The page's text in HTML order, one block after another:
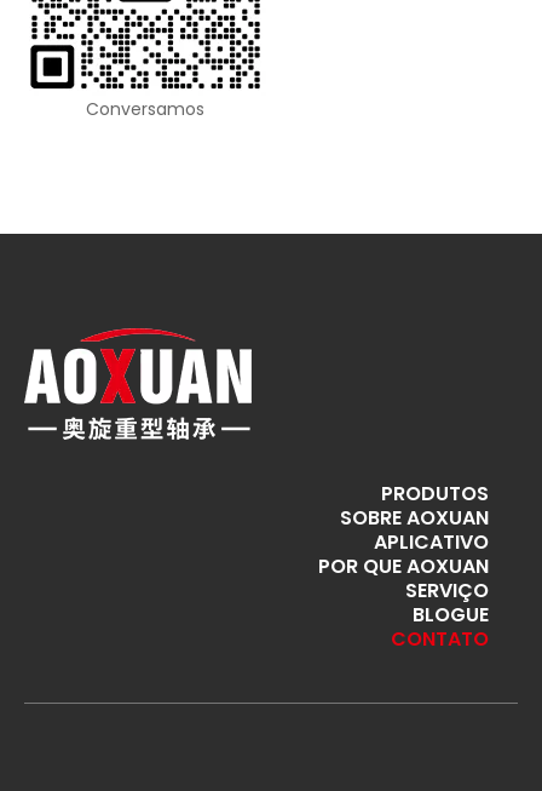
Conversamos
PRODUTOS
SOBRE AOXUAN
APLICATIVO
POR QUE AOXUAN
SERVIÇO
BLOGUE
CONTATO